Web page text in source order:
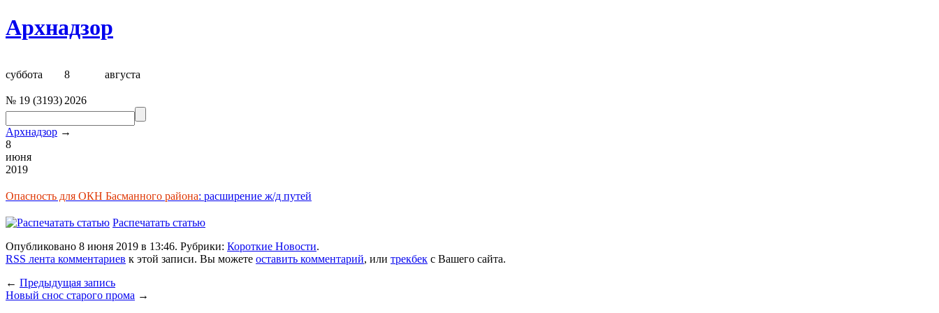
Архнадзор
суббота 8 августа
№ 19 (3193) 2026
Архнадзор →
8
июня
2019
Опасность для ОКН Басманного района: расширение ж/д путей
Распечатать статью
Опубликовано 8 июня 2019 в 13:46. Рубрики: Короткие Новости.
RSS лента комментариев к этой записи. Вы можете оставить комментарий, или трекбек с Вашего сайта.
← Предыдущая запись
Новый снос старого прома →